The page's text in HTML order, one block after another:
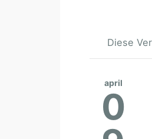
Diese
april
0